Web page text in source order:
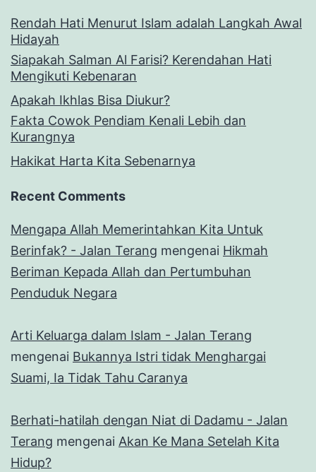
Rendah Hati Menurut Islam adalah Langkah Awal
Hidayah
Siapakah Salman Al Farisi? Kerendahan Hati
Mengikuti Kebenaran
Apakah Ikhlas Bisa Diukur?
Fakta Cowok Pendiam Kenali Lebih dan
Kurangnya
Hakikat Harta Kita Sebenarnya
Recent Comments
Mengapa Allah Memerintahkan Kita Untuk
Berinfak? - Jalan Terang mengenai Hikmah
Beriman Kepada Allah dan Pertumbuhan
Penduduk Negara
Arti Keluarga dalam Islam - Jalan Terang
mengenai Bukannya Istri tidak Menghargai
Suami, Ia Tidak Tahu Caranya
Berhati-hatilah dengan Niat di Dadamu - Jalan
Terang mengenai Akan Ke Mana Setelah Kita
Hidup?